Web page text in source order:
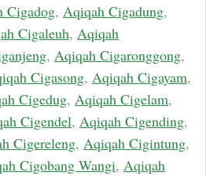
Cigadog, Aqiqah Cigadung,
Cigaleuh, Aqiqah
, Aqiqah Cigaronggong,
Cigasong, Aqiqah Cigayam,
Cigedug, Aqiqah Cigelam,
Cigendel, Aqiqah Cigending,
Cigereleng, Aqiqah Cigintung,
Cigobang Wangi, Aqiqah